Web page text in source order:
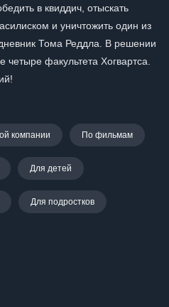
в квиддич, отыскать
и уничтожить один из
Тома Реддла. В решении
четыре факультета Хогвартса.
компании По фильмам
Для детей
Для подростков